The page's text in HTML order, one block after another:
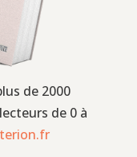
de 2000
de 0 à